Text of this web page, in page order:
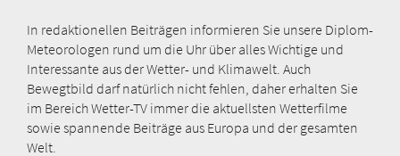
In redaktionellen Beiträgen informieren Sie unsere Diplom-
Meteorologen rund um die Uhr über alles Wichtige und
Interessante aus der Wetter- und Klimawelt. Auch
Bewegtbild darf natürlich nicht fehlen, daher erhalten Sie
im Bereich Wetter-TV immer die aktuellsten Wetterfilme
sowie spannende Beiträge aus Europa und der gesamten
Welt.